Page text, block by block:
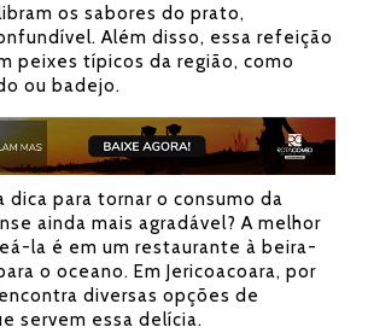
os sabores do prato,
Além disso, essa refeição
peixes típicos da região, como
ou badejo.
dica para tornar o consumo da
ainda mais agradável? A melhor
la é em um restaurante à beira-
o oceano. Em Jericoacoara, por
diversas opções de
servem essa delícia.